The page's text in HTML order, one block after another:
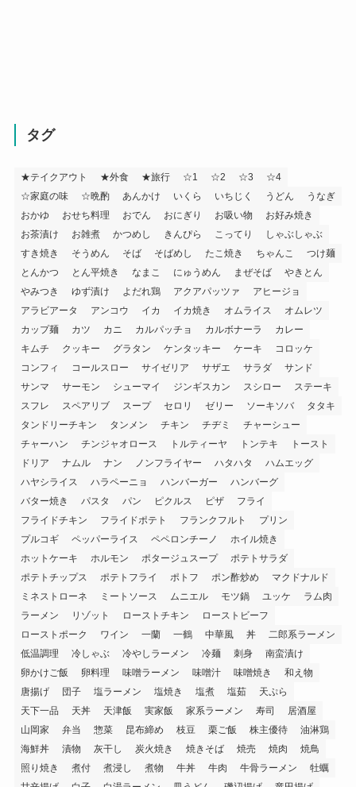
タグ
★テイクアウト ★外食 ★旅行 ☆1 ☆2 ☆3
☆4
☆家庭の味
☆晩酌 あんかけ いくら いちじく うどん
うなぎ
おかゆ
おせち料理 おでん おにぎり お吸い物
お好み焼き
お茶漬け
お雑煮 かつめし きんぴら こってり
しゃぶしゃぶ
すき焼き
そうめん そば そばめし たこ焼き ちゃんこ
つけ麺
とんかつ
とん平焼き なまこ にゅうめん まぜそば
やきとん
やみつき
ゆず漬け よだれ鶏 アクアパッツァ
アヒージョ
アラビアータ
アンコウ イカ イカ焼き オムライス
オムレツ
カップ麺
カツ カニ カルパッチョ カルボナーラ
カレー
キムチ
クッキー グラタン ケンタッキー ケーキ
コロッケ
コンフィ
コールスロー サイゼリア サザエ サラダ
サンド
サンマ
サーモン シューマイ ジンギスカン スシロー
ステーキ
スフレ
スペアリブ スープ セロリ ゼリー ソーキソバ
タタキ
タンドリーチキン
タンメン チキン チヂミ
チャーシュー
チャーハン
チンジャオロース トルティーヤ トンテキ
トースト
ドリア
ナムル ナン ノンフライヤー ハタハタ
ハムエッグ
ハヤシライス
ハラペーニョ ハンバーガー
ハンバーグ
バター焼き
パスタ パン ピクルス ピザ
フライ
フライドチキン
フライドポテト フランクフルト
プリン
プルコギ
ペッパーライス ペペロンチーノ
ホイル焼き
ホットケーキ
ホルモン ポタージュスープ
ポテトサラダ
ポテトチップス
ポテトフライ ポトフ ポン酢炒め
マクドナルド
ミネストローネ
ミートソース ムニエル モツ鍋 ユッケ
ラム肉
ラーメン
リゾット ローストチキン
ローストビーフ
ローストポーク
ワイン 一蘭 一鶴 中華風 丼
二郎系ラーメン
低温調理
冷しゃぶ 冷やしラーメン 冷麺 刺身
南蛮漬け
卵かけご飯
卵料理 味噌ラーメン 味噌汁 味噌焼き
和え物
唐揚げ
団子 塩ラーメン 塩焼き 塩煮 塩茹
天ぷら
天下一品
天丼 天津飯 実家飯 家系ラーメン 寿司
居酒屋
山岡家
弁当 惣菜 昆布締め 枝豆 栗ご飯 株主優待
油淋鶏
海鮮丼
漬物 灰干し 炭火焼き 焼きそば 焼売 焼肉
焼鳥
照り焼き
煮付 煮浸し 煮物 牛丼 牛肉 牛骨ラーメン
牡蠣